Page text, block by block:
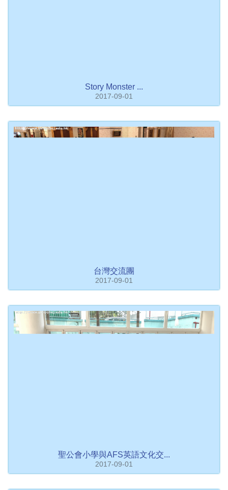
Story Monster ...
2017-09-01
台灣交流團
2017-09-01
聖公會小學與AFS英語文化交...
2017-09-01